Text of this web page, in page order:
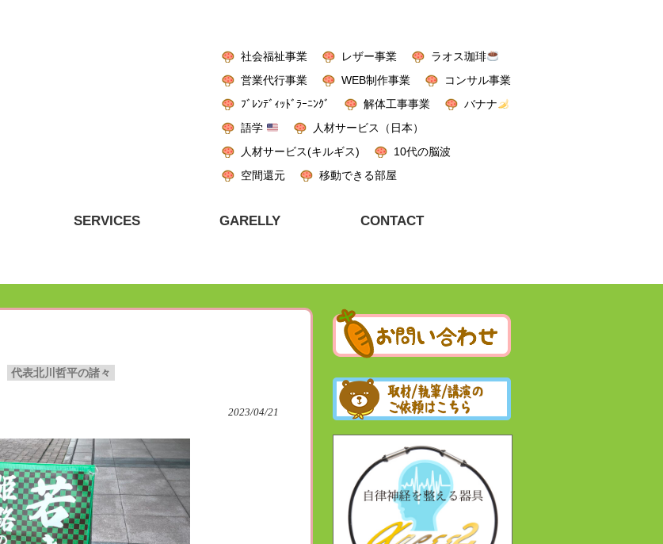
社会福祉事業 レザー事業
ラオス珈琲
営業代行事業
WEB制作事業
コンサル事業
ﾌﾞﾚﾝﾃﾞｨｯﾄﾞﾗｰﾆﾝｸﾞ
解体工事事業
バナナ
語学
人材サービス（日本）
人材サービス(キルギス)
10代の脳波
空間還元
移動できる部屋
SERVICES GARELLY CONTACT
代表北川哲平の諸々
2023/04/21